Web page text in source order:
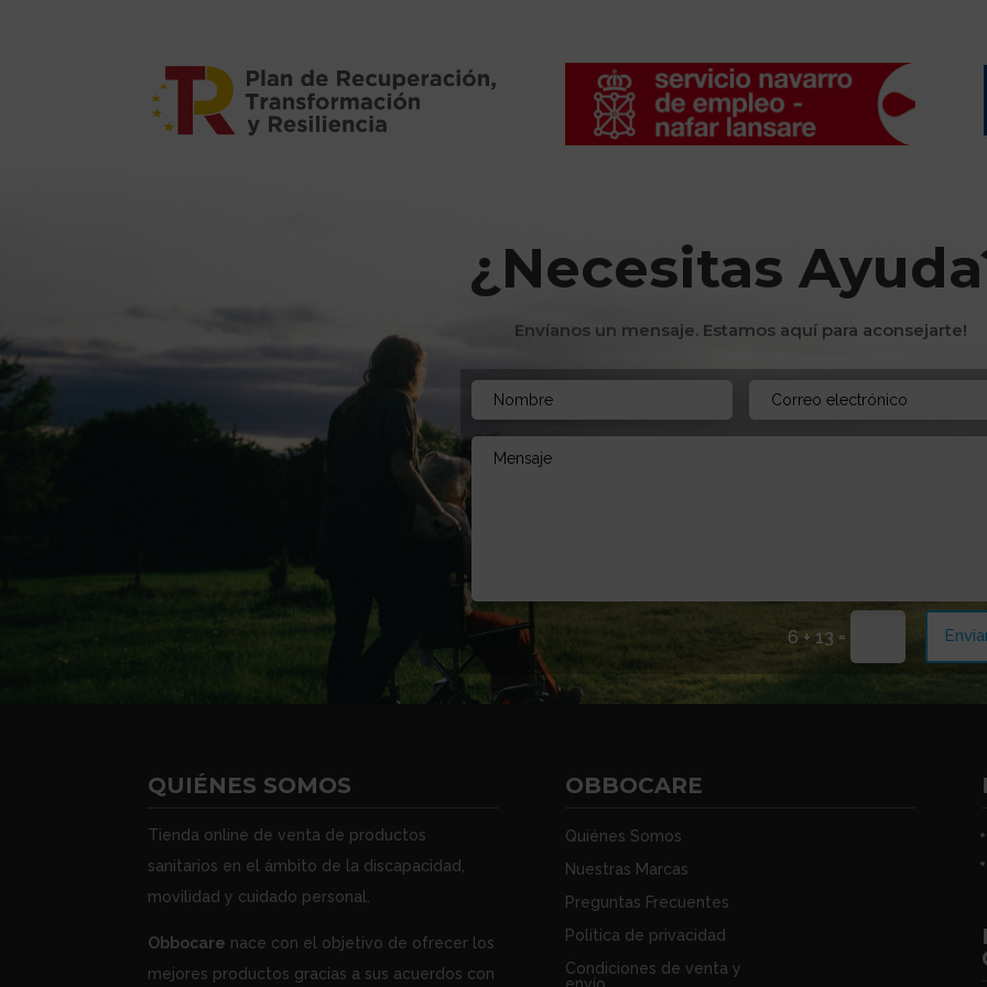
¿Necesitas
Envíanos un mensaje. Estamos aquí para aconsejarte!
6 + 13 =
QUIÉNES SOMOS
Tienda online de venta de productos
sanitarios en el ámbito de la discapacidad,
movilidad y cuidado personal.
Obbocare nace con el objetivo de ofrecer los
mejores productos gracias a sus acuerdos con
OBBOCARE
Quiénes Somos
Nuestras Marcas
Preguntas Frecuentes
Política de privacidad
Condiciones de venta y